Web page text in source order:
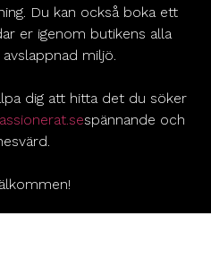
Du kan också boka ett
er igenom butikens alla
miljö.
dig att hitta det du söker
spännande och